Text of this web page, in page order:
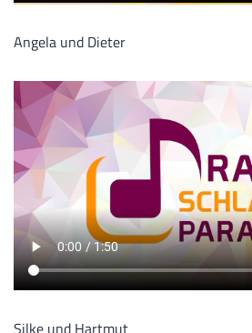
Angela und Dieter
Silke und Hartmut